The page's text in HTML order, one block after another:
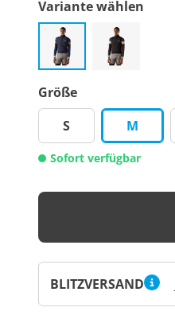
Variante wählen
Größe
S
M
Sofort verfügbar
BLITZVERSAND